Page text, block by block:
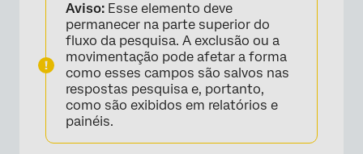
×
Aviso: Esse elemento deve
permanecer na parte superior do
fluxo da pesquisa. A exclusão ou a
movimentação pode afetar a forma
como esses campos são salvos nas
respostas pesquisa e, portanto,
como são exibidos em relatórios e
painéis.